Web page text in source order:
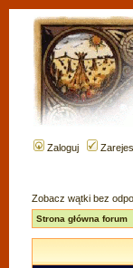
Zaloguj
Zobacz wątki bez
Strona główna forum